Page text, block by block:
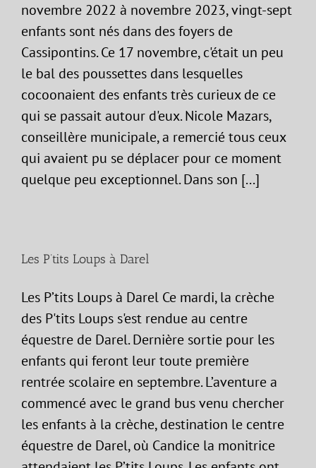
novembre 2022 à novembre 2023, vingt-sept
enfants sont nés dans des foyers de
Cassipontins. Ce 17 novembre, c'était un peu
le bal des poussettes dans lesquelles
cocoonaient des enfants très curieux de ce
qui se passait autour d'eux. Nicole Mazars,
conseillère municipale, a remercié tous ceux
qui avaient pu se déplacer pour ce moment
quelque peu exceptionnel. Dans son [...]
Les P’tits Loups à Darel
Les P’tits Loups à Darel Ce mardi, la crèche
des P'tits Loups s'est rendue au centre
équestre de Darel. Dernière sortie pour les
enfants qui feront leur toute première
rentrée scolaire en septembre. L’aventure a
commencé avec le grand bus venu chercher
les enfants à la crèche, destination le centre
équestre de Darel, où Candice la monitrice